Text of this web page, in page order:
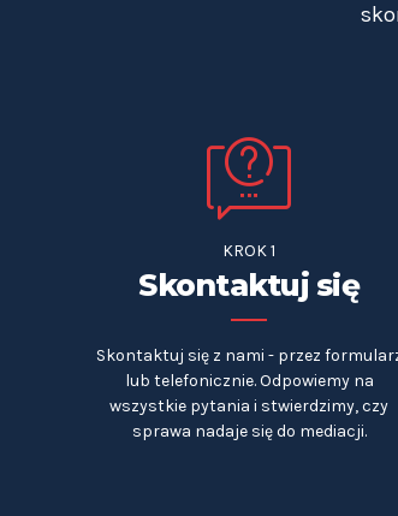
KROK 1
Skontaktuj się
Skontaktuj się z nami - przez
lub telefonicznie. Odpowiemy na
wszystkie pytania i stwierdzimy, czy
sprawa nadaje się do mediacji.